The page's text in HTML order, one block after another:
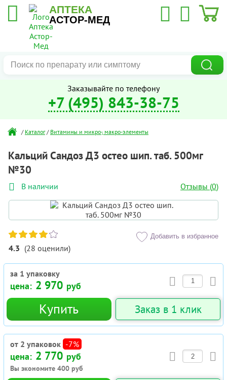
АПТЕКА
АСТОР-МЕД
Заказывайте по телефону
+7 (495) 843-38-75
/ Каталог / Витамины и микро-, макро-элементы
Кальций Сандоз Д3 остео шип. таб. 500мг
№30
В наличии Отзывы (0)
4.3 (28 оценили)
Добавить в избранное
за 1 упаковку
цена: 2 970 руб
Купить Заказ в 1 клик
от 2 упаковок -7%
цена: 2 770 руб
Вы экономите 400 руб